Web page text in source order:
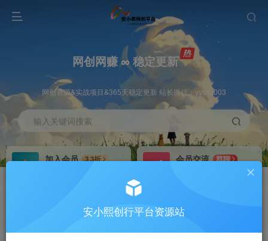
网创网赚 ∞ 稳定更新
网创资源&实战项目&365天稳定更新 站长微信：yysqz003
输入关键词搜索
加入会员
3.3折
会员交流
群聊
推广返佣高达70%
24小时自动赚钱
安小熙创行平台资源站